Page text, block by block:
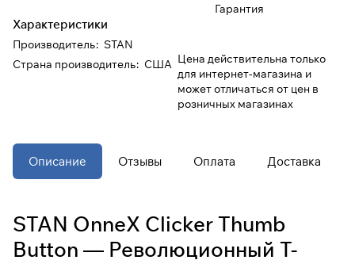
Характеристики
Производитель: STAN
Страна производитель: США
Гарантия
Цена действительна только
для интернет-магазина и
может отличаться от цен в
розничных магазинах
Описание Отзывы Оплата Доставка
STAN OnneX Clicker Thumb
Button — Революционный Т-
При оформлении заказа
выберите метод оплаты
Оплачивайте сегодня только 25%
картой любого банка
Получайте товар
выбранный способом
Оставшиеся 75% будут
списываться
по 25 %каждые 2 недели